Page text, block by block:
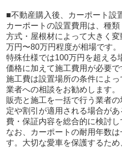
■不動産購入後、カーポート設
カーポートの設置費用は、種
方式・屋根材によって大きく
万円〜80万円程度が相場です。
特殊仕様では100万円を超える
価格に加えて施工費用が必要で
施工費は設置場所の条件によ
業者への相談をお勧めします。
販売と施工を一括で行う業者
定や割引が適用される場合が
費・保証内容を総合的に検討し
なお、カーポートの耐用年数
す。大切な愛車を保護するた